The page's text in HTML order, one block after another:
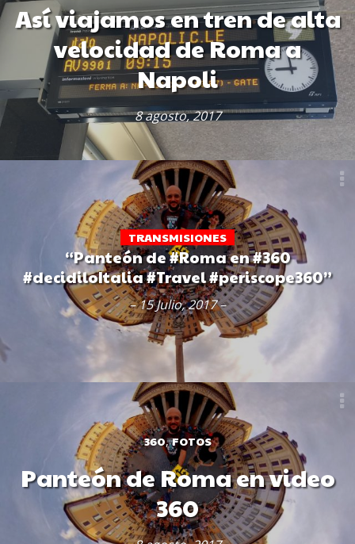
Así viajamos en tren de alta
velocidad de Roma a
Napoli
8 agosto, 2017
TRANSMISIONES
“Panteón de #Roma en #360
#decidiloItalia #Travel #periscope360”
– 15 Julio, 2017 –
360,FOTOS
Panteón de Roma en video
360